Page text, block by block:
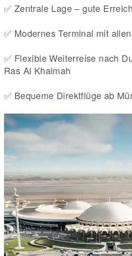
✅ Zentrale Lage – gute
✅ Modernes Terminal mit
✅ Flexible Weiterreise nach
Ras Al Khaimah
✅ Bequeme Direktflüge ab